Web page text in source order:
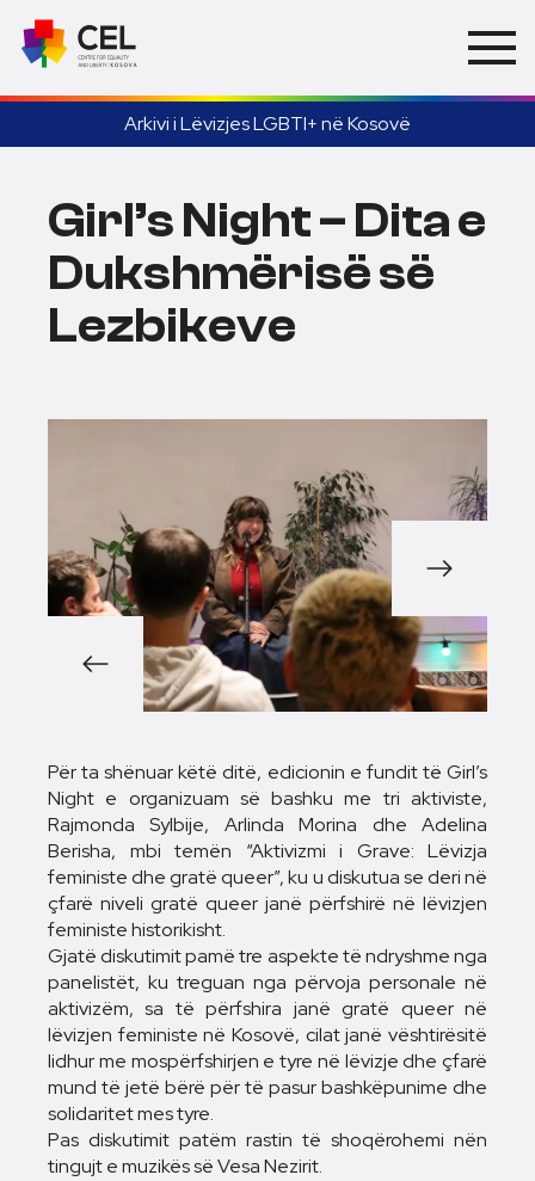
Arkivi i Lëvizjes LGBTI+ në Kosovë
Girl’s Night – Dita e
Dukshmërisë së
Lezbikeve
1/4
Për ta shënuar këtë ditë, edicionin e fundit të Girl’s
Night e organizuam së bashku me tri aktiviste,
Rajmonda Sylbije, Arlinda Morina dhe Adelina
Berisha, mbi temën “Aktivizmi i Grave: Lëvizja
feministe dhe gratë queer”, ku u diskutua se deri në
çfarë niveli gratë queer janë përfshirë në lëvizjen
feministe historikisht.
Gjatë diskutimit pamë tre aspekte të ndryshme nga
panelistët, ku treguan nga përvoja personale në
aktivizëm, sa të përfshira janë gratë queer në
lëvizjen feministe në Kosovë, cilat janë vështirësitë
lidhur me mospërfshirjen e tyre në lëvizje dhe çfarë
mund të jetë bërë për të pasur bashkëpunime dhe
solidaritet mes tyre.
Pas diskutimit patëm rastin të shoqërohemi nën
tingujt e muzikës së Vesa Nezirit.